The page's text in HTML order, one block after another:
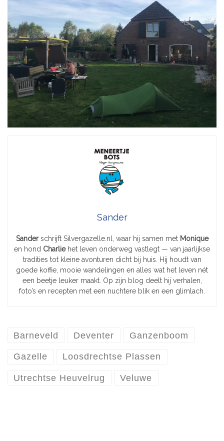
Sander
Sanderschrijft Silvergazelle.nl, waar hij samen met Monique
en hond Charliehet leven onderweg vastlegt — van jaarlijkse
tradities tot kleine avonturen dicht bij huis. Hij houdt van
goede koffie, mooie wandelingen en alles wat het leven nét
een beetje leuker maakt. Op zijn blog deelt hij verhalen,
foto’s en recepten met een nuchtere blik en een glimlach.
Barneveld Deventer Ganzenboom
Gazelle Loosdrechtse Plassen
Utrechtse Heuvelrug Veluwe